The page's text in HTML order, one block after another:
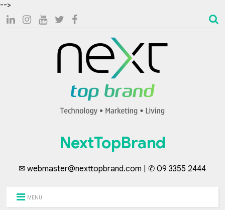
-->
NextTopBrand
✉ webmaster@nexttopbrand.com | ✆ 09 3355 2444
MENU